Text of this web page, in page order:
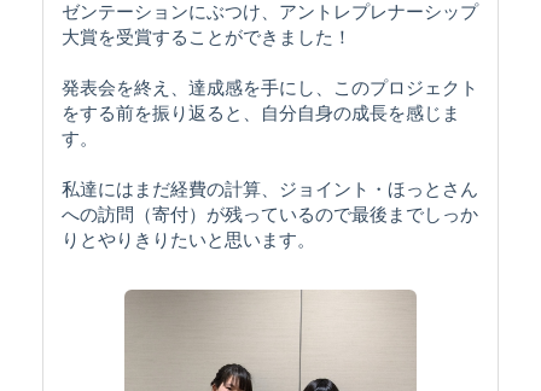
ゼンテーションにぶつけ、アントレプレナーシップ
大賞を受賞することができました！
発表会を終え、達成感を手にし、このプロジェクト
をする前を振り返ると、自分自身の成長を感じま
す。
私達にはまだ経費の計算、ジョイント・ほっとさん
への訪問（寄付）が残っているので最後までしっか
りとやりきりたいと思います。